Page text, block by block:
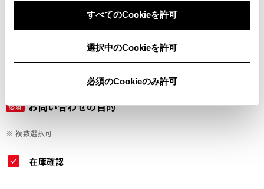
すべてのCookieを許可
選択中のCookieを許可
必須のCookieのみ許可
メールアドレス
必須 お問い合わせの目的
※ 複数選択可
在庫確認